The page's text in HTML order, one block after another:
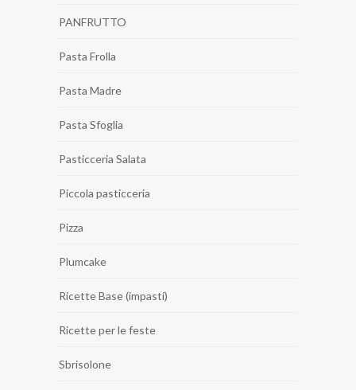
PANFRUTTO
Pasta Frolla
Pasta Madre
Pasta Sfoglia
Pasticceria Salata
Piccola pasticceria
Pizza
Plumcake
Ricette Base (impasti)
Ricette per le feste
Sbrisolone